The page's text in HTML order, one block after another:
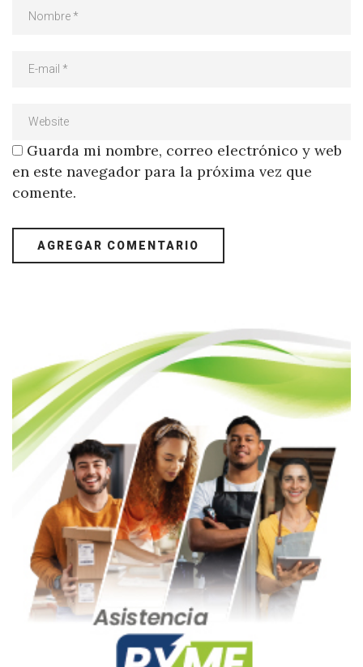
Guarda mi nombre, correo electrónico y web
en este navegador para la próxima vez que
comente.